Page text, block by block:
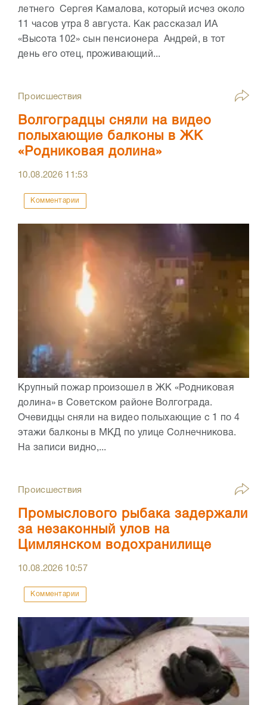
летнего Сергея Камалова, который исчез около
11 часов утра 8 августа. Как рассказал ИА
«Высота 102» сын пенсионера Андрей, в тот
день его отец, проживающий...
Происшествия
Волгоградцы сняли на видео
полыхающие балконы в ЖК
«Родниковая долина»
10.08.2026 11:53
Комментарии
Крупный пожар произошел в ЖК «Родниковая
долина» в Советском районе Волгограда.
Очевидцы сняли на видео полыхающие с 1 по 4
этажи балконы в МКД по улице Солнечникова.
На записи видно,...
Происшествия
Промыслового рыбака задержали
за незаконный улов на
Цимлянском водохранилище
10.08.2026 10:57
Комментарии